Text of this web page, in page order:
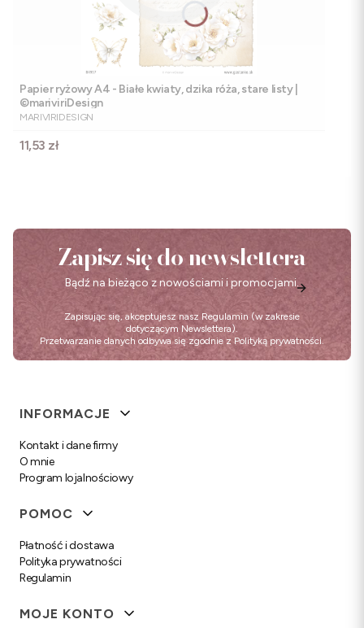
Papier ryżowy A4 - Białe kwiaty, dzika róża, stare listy |
©mariviriDesign
PRODUCENT
MARIVIRIDESIGN
Cena
11,53 zł
Zapisz się do newslettera
Bądź na bieżąco z nowościami i promocjami.
Zapisując się, akceptujesz nasz Regulamin (w zakresie
dotyczącym Newslettera).
Przetwarzanie danych odbywa się zgodnie z Polityką prywatności.
Linki w stopce
INFORMACJE
Kontakt i dane firmy
O mnie
Program lojalnościowy
POMOC
Płatność i dostawa
Polityka prywatności
Regulamin
MOJE KONTO